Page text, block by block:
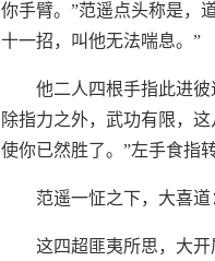
你手臂。”范遥点头称是，
十一招，叫他无法喘息。”
他二人四根手指此进
除指力之外，武功有限，
使你已然胜了。”左手食指
范遥一怔之下，大喜道
这四超匪夷所思，大